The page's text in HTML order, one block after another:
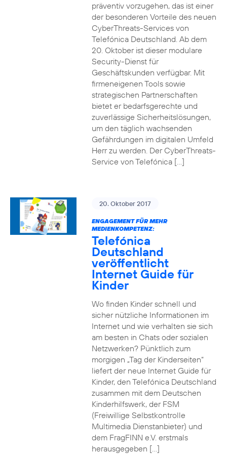
präventiv vorzugehen, das ist einer
der besonderen Vorteile des neuen
CyberThreats-Services von
Telefónica Deutschland. Ab dem
20. Oktober ist dieser modulare
Security-Dienst für
Geschäftskunden verfügbar. Mit
firmeneigenen Tools sowie
strategischen Partnerschaften
bietet er bedarfsgerechte und
zuverlässige Sicherheitslösungen,
um den täglich wachsenden
Gefährdungen im digitalen Umfeld
Herr zu werden. Der CyberThreats-
Service von Telefónica […]
20. Oktober 2017
ENGAGEMENT FÜR MEHR
MEDIENKOMPETENZ:
Telefónica
Deutschland
veröffentlicht
Internet Guide für
Kinder
Wo finden Kinder schnell und
sicher nützliche Informationen im
Internet und wie verhalten sie sich
am besten in Chats oder sozialen
Netzwerken? Pünktlich zum
morgigen „Tag der Kinderseiten“
liefert der neue Internet Guide für
Kinder, den Telefónica Deutschland
zusammen mit dem Deutschen
Kinderhilfswerk, der FSM
(Freiwillige Selbstkontrolle
Multimedia Dienstanbieter) und
dem FragFINN e.V. erstmals
herausgegeben […]